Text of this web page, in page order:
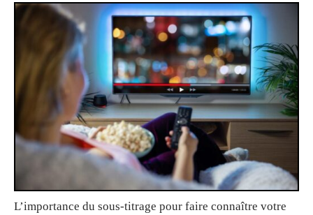
L’importance du sous-titrage pour faire connaître votre